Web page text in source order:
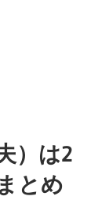
）は2
とめ